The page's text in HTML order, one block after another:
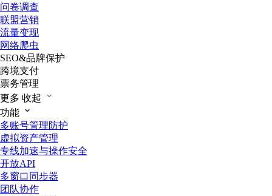
问卷调查
联盟营销
流量变现
网络爬虫
SEO&品牌保护
跨境支付
票务管理
更多 收起
功能
多账号管理防护
虚拟资产管理
专线加速与操作安全
开放API
多窗口同步器
团队协作